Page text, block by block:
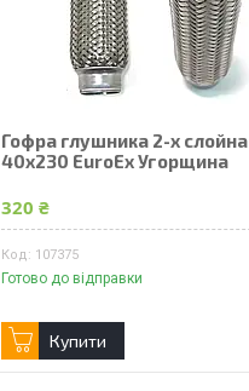
Гофра глушника 2-х слойна
40x230 EuroEx Угорщина
320 ₴
107375
Готово до відправки
Купити